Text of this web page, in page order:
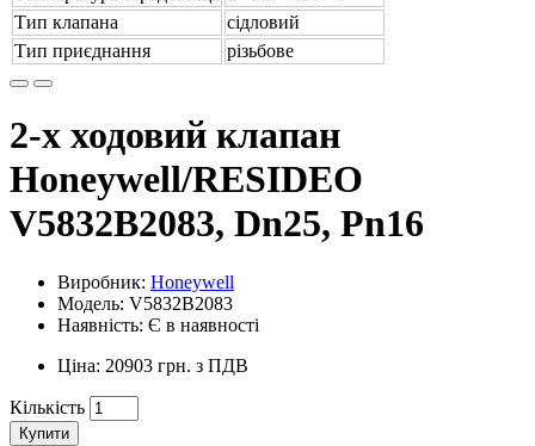
Тип клапана
сідловий
Тип приєднання
різьбове
2-х ходовий клапан
Honeywell/RESIDEO
V5832B2083, Dn25, Pn16
Виробник: Honeywell
Модель: V5832B2083
Наявність: Є в наявності
Ціна: 20903 грн. з ПДВ
Кількість
Купити